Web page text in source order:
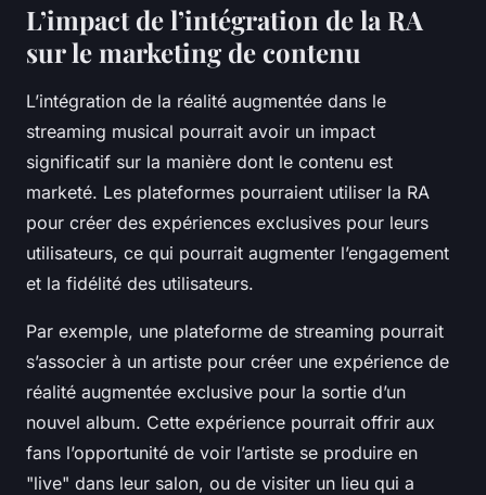
L’impact de l’intégration de la RA
sur le marketing de contenu
L’intégration de la réalité augmentée dans le
streaming musical pourrait avoir un impact
significatif sur la manière dont le contenu est
marketé. Les plateformes pourraient utiliser la RA
pour créer des expériences exclusives pour leurs
utilisateurs, ce qui pourrait augmenter l’engagement
et la fidélité des utilisateurs.
Par exemple, une plateforme de streaming pourrait
s’associer à un artiste pour créer une expérience de
réalité augmentée exclusive pour la sortie d’un
nouvel album. Cette expérience pourrait offrir aux
fans l’opportunité de voir l’artiste se produire en
"live" dans leur salon, ou de visiter un lieu qui a